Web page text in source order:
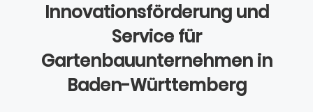
Innovationsförderung und
Service für
Gartenbauunternehmen in
Baden-Württemberg